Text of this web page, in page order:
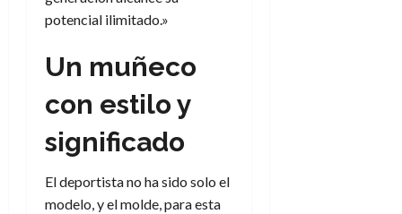
potencial ilimitado.»
Un muñeco
con estilo y
significado
El deportista no ha sido solo el
modelo, y el molde, para esta